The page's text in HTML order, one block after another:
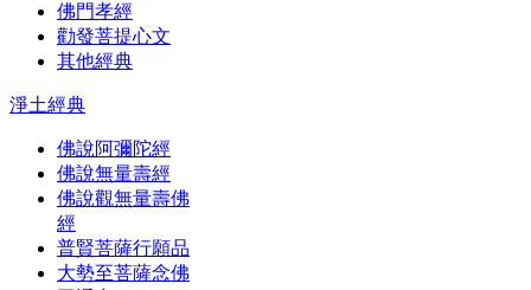
佛門孝經
勸發菩提心文
其他經典
淨土經典
佛說阿彌陀經
佛說無量壽經
佛說觀無量壽佛
經
普賢菩薩行願品
大勢至菩薩念佛